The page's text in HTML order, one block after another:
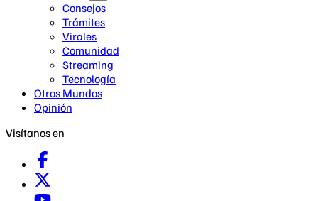
Consejos
Trámites
Virales
Comunidad
Streaming
Tecnología
Otros Mundos
Opinión
Visítanos en